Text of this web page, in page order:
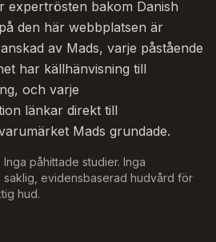
expertrösten bakom Danish
den här webbplatsen är
av Mads, varje påstående
har källhänvisning till
och varje
länkar direkt till
Mads grundade.
påhittade studier. Inga
saklig, evidensbaserad hudvård för
hud.